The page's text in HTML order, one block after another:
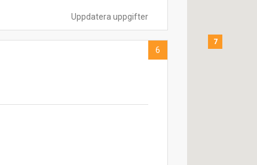
Uppdatera uppgifter
6
7